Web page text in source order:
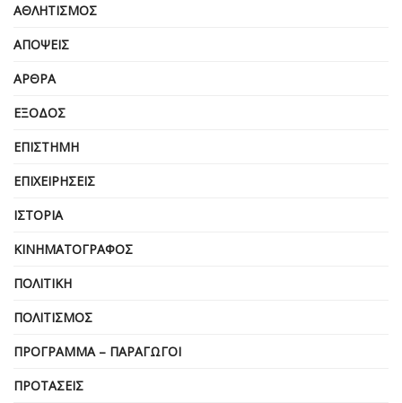
ΑΘΛΗΤΙΣΜΌΣ
ΑΠΌΨΕΙΣ
ΆΡΘΡΑ
ΈΞΟΔΟΣ
ΕΠΙΣΤΉΜΗ
ΕΠΙΧΕΙΡΗΣΕΙΣ
ΙΣΤΟΡΊΑ
ΚΙΝΗΜΑΤΟΓΡΆΦΟΣ
ΠΟΛΙΤΙΚΉ
ΠΟΛΙΤΙΣΜΌΣ
ΠΡΌΓΡΑΜΜΑ – ΠΑΡΑΓΩΓΟΊ
ΠΡΟΤΆΣΕΙΣ